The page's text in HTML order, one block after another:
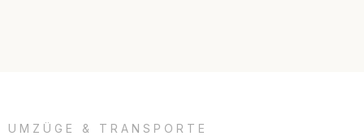
UMZÜGE & TRANSPORTE